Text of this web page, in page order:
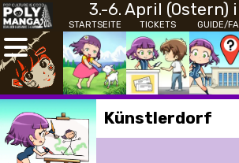
3.-6. April (Ostern)
STARTSEITE TICKETS GUIDE/
Künstlerdorf